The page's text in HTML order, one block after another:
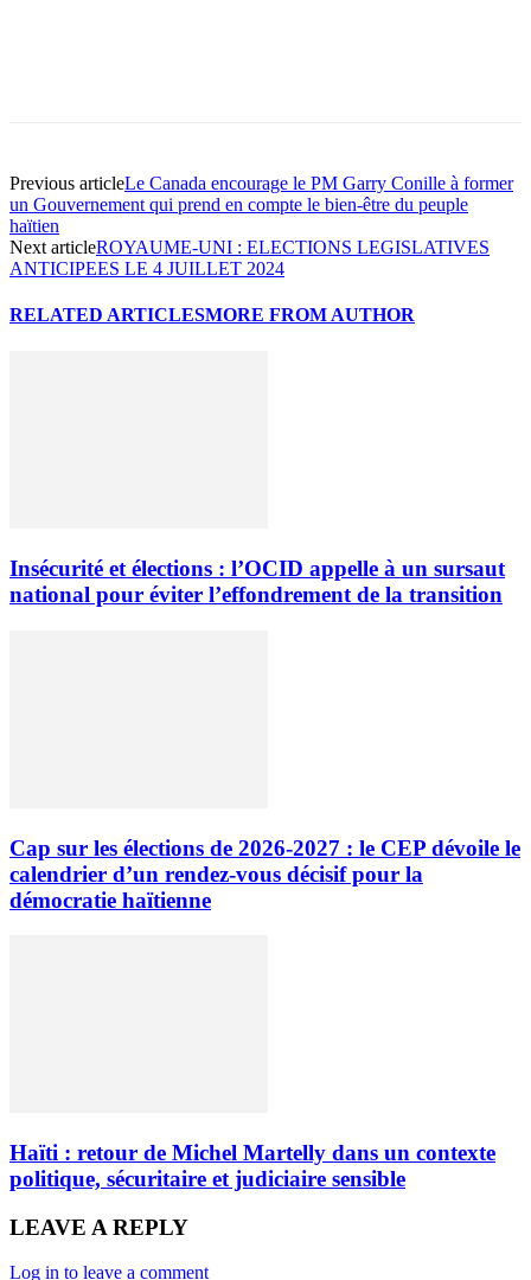
Previous articleLe Canada encourage le PM Garry Conille à former
un Gouvernement qui prend en compte le bien-être du peuple
haïtien
Next articleROYAUME-UNI : ELECTIONS LEGISLATIVES
ANTICIPEES LE 4 JUILLET 2024
RELATED ARTICLESMORE FROM AUTHOR
Insécurité et élections : l’OCID appelle à un sursaut
national pour éviter l’effondrement de la transition
Cap sur les élections de 2026-2027 : le CEP dévoile le
calendrier d’un rendez-vous décisif pour la
démocratie haïtienne
Haïti : retour de Michel Martelly dans un contexte
politique, sécuritaire et judiciaire sensible
LEAVE A REPLY
Log in to leave a comment